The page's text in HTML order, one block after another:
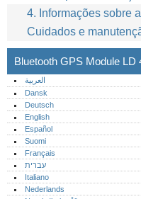
4. Informações sobre
Cuidados e
Bluetooth GPS Module LD
العربية
Dansk
Deutsch
English
Español
Suomi
Français
עברית
Italiano
Nederlands